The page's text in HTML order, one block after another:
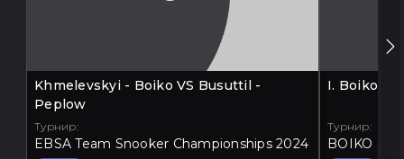
Khmelevskyi - Boiko VS Busuttil -
Peplow
Турнир:
EBSA Team Snooker Championships 2024
I. Boiko
Турнир:
BOIKO -